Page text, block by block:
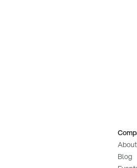
Blog